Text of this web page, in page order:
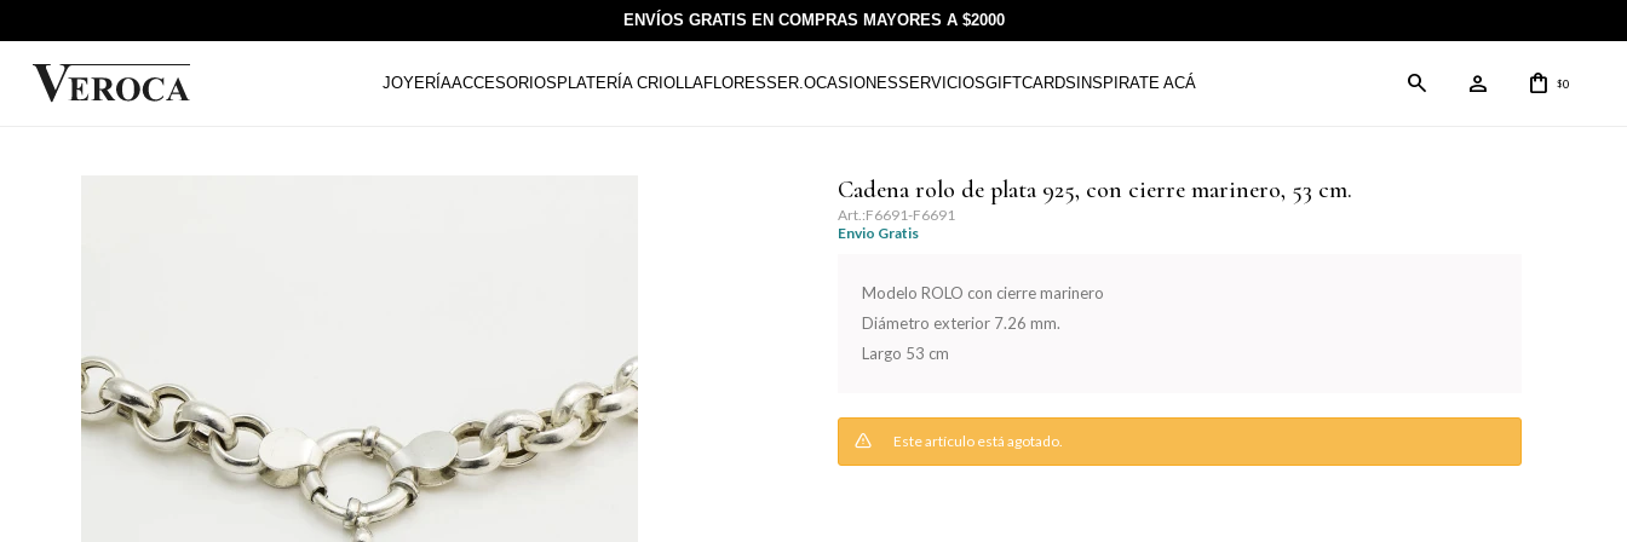
ENVÍOS GRATIS EN COMPRAS MAYORES A $2000
JOYERÍAACCESORIOS PLATERÍA CRIOLLAFLORESSER.OCASIONESSERVICIOSGIFTCARDS INSPIRATE ACÁ $0
Cadena rolo de plata 925, con cierre marinero, 53 cm.
F6691-F6691
Envio Gratis
Modelo ROLO con cierre marinero
Diámetro exterior 7.26 mm.
Largo 53 cm
Este artículo está agotado.